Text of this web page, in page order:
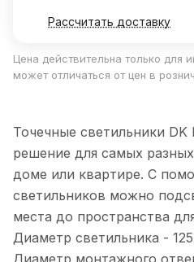
Рассчитать доставку
Цена действительна только для
может отличаться от цен в
Точечные светильники DK
решение для самых
доме или квартире. С
светильников можно
места до пространства
Диаметр светильника -
Диаметр монтажного